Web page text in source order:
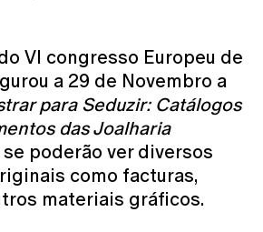
VI congresso Europeu de
a 29 de Novembro a
para Seduzir: Catálogos
das Joalharia
poderão ver diversos
como facturas,
materiais gráficos.